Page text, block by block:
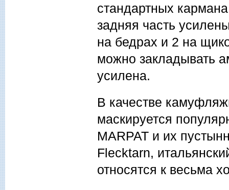
стандартных
задняя часть
на бедрах и 2 на
можно закладывать
усилена.
В качестве
маскируется
MARPAT и их
Flecktarn,
относятся к весьма